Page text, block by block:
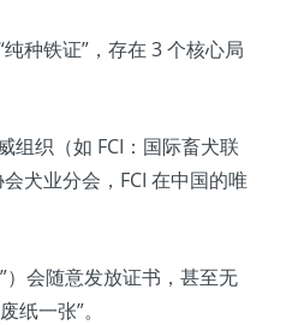
种铁证”，存在 3 个核心局
组织（如 FCI：国际畜犬联
犬业分会，FCI 在中国的唯
）会随意发放证书，甚至无
纸一张”。